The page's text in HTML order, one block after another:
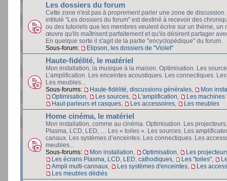
Les dossiers du forum
Cette zone n'est pas à proprement parler une zone de
intitulé "Les dossiers du forum" est destiné à recevoir des
ou des tutoriels que les membres veulent écrire sur un thème, un
œuvre qu'ils maîtrisent parfaitement et qu'ils désirent partager
En quelque sorte il s'agit de la partie "encyclopédique" du forum.
Sous-forum:
Elipson, les dossiers de "Violet"
Haute-fidélité, le matériel
Mon installation, la musique à la maison. Optimisation. Les
L’amplification. Les enceintes acoustiques. Les connectiques.
Les meubles...
Sous-forums:
Haute-fidélité, discussions générales
Mon
Optimisation
Les sources L'amplification
Les machines
Haut-parleurs et casques
Les accessoires Les meubles
Home cinéma, le matériel
Mon installation, comme au cinéma. Optimisation. Les
Plasma, LCD, LED, … Les « toiles ». Les sources. Les
canaux. Les systèmes d’enceintes. Les connectiques. Les
meubles...
Sous-forums:
Mon installation Optimisation
Les
Les écrans Plasma, LCD, LED, cathodiques
Les "toiles"
Ampli multi-cannaux
Les systèmes d'enceintes
Les
Les meubles dédiés